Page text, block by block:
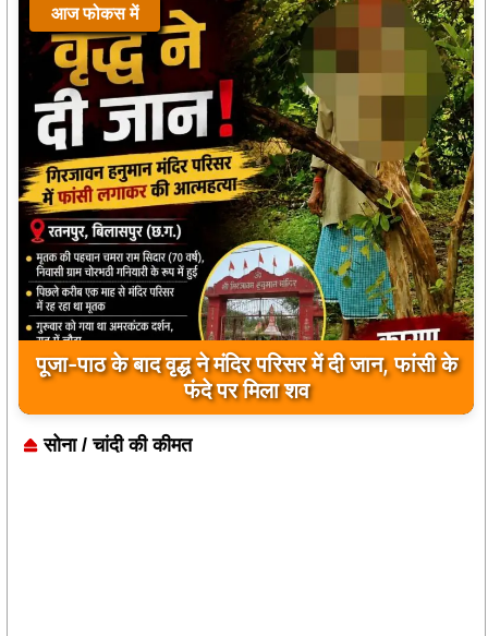
आज फोकस में
बड़ी खबर: — सोमवार को देंगे कलेक्टर को ज्ञापन :-
बिहारी सिंह टोडर
सोना / चांदी की कीमत